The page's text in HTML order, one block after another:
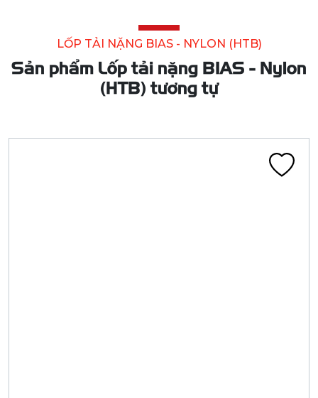
LỐP TẢI NẶNG BIAS - NYLON (HTB)
Sản phẩm Lốp tải nặng BIAS - Nylon
(HTB) tương tự